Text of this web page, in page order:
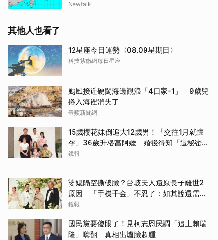
Newtalk
其他人也看了
12星座今日運勢〈08.09星期日〉
科技紫微網每日星座
颱風接近硬闖海邊觀浪「4口家-1」 9歲兒
捲入海裡消失了
壹蘋新聞網
15歲櫻花妹倒追大12歲男！「交往1月就懷
孕」36歲升格當阿嬤 婚後得知「這秘密」
傻眼了
鏡報
婆媳隔空撕破臉？台玻夫人還原長子離世2
原因 「手機千金」不忍了：如其說還需要
離開嗎？
鏡報
國民黨要傻眼了！見柯志恩民調「追上賴瑞
隆」嗨翻 真相出爐臉超腫